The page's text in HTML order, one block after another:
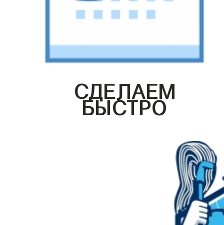
СДЕЛАЕМ
БЫСТРО